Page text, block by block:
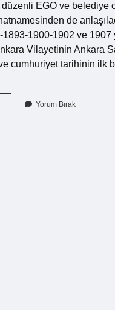
EGO ve belediye
de
1900-1902 ve 1907
Vilayetinin Ankara
cumhuriyet tarihinin ilk
Yorum Bırak